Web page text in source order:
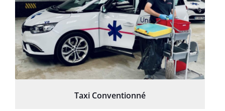
Taxi Conventionné